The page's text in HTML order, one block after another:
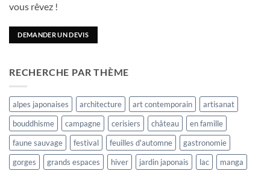
vous rêvez !
DEMANDER UN DEVIS
RECHERCHE PAR THÈME
alpes japonaises architecture art contemporain
artisanat
bouddhisme
campagne cerisiers château
en famille
faune sauvage
festival feuilles d'automne
gastronomie
gorges
grands espaces hiver jardin japonais lac
manga